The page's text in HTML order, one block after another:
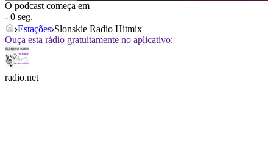
O podcast começa em
- 0 seg.
Estações Slonskie Radio Hitmix
Ouça esta rádio gratuitamente no aplicativo:
radio.net